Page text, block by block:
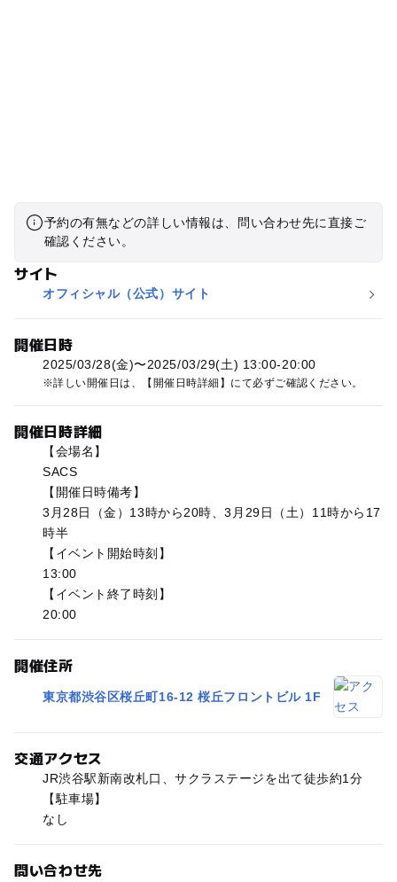
予約の有無などの詳しい情報は、問い合わせ先に直接ご
確認ください。
サイト
オフィシャル（公式）サイト
開催日時
2025/03/28(金)〜2025/03/29(土) 13:00-20:00
詳しい開催日は、【開催日時詳細】にて必ずご確認ください。
開催日時詳細
【会場名】
SACS
【開催日時備考】
3月28日（金）13時から20時、3月29日（土）11時から17
時半
【イベント開始時刻】
13:00
【イベント終了時刻】
20:00
開催住所
東京都渋谷区桜丘町16-12 桜丘フロントビル 1F
交通アクセス
JR渋谷駅新南改札口、サクラステージを出て徒歩約1分
【駐車場】
なし
問い合わせ先